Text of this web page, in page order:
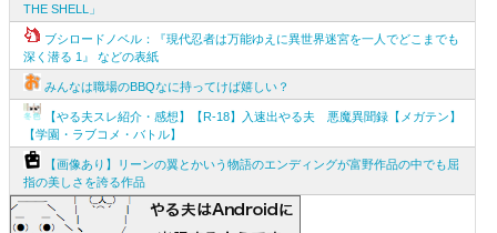
THE SHELL」
ブシロードノベル：『現代忍者は万能ゆえに異世界迷宮を一人でどこまでも
深く潜る 1』 などの表紙
みんなは職場のBBQなに持ってけば嬉しい？
【やる夫スレ紹介・感想】【R-18】入速出やる夫 悪魔異聞録【メガテン】
【学園・ラブコメ・バトル】
【画像あり】リーンの翼とかいう物語のエンディングが富野作品の中でも屈
指の美しさを誇る作品